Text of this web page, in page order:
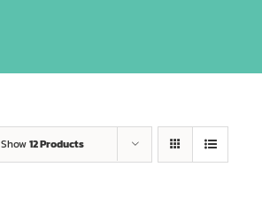
Show12 Products